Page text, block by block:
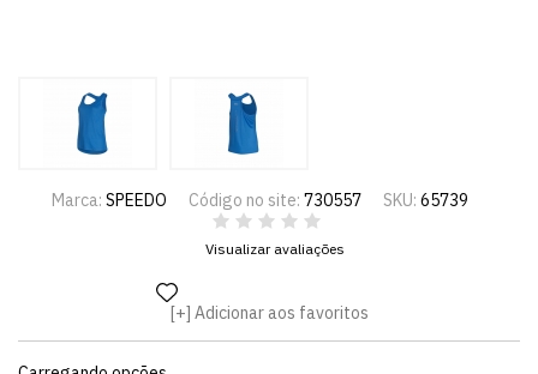
Marca: SPEEDO Código no site: 730557 SKU: 65739
Visualizar avaliações
Adicionar aos favoritos